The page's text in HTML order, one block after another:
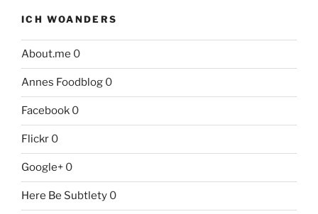
ICH WOANDERS
About.me 0
Annes Foodblog 0
Facebook 0
Flickr 0
Google+ 0
Here Be Subtlety 0